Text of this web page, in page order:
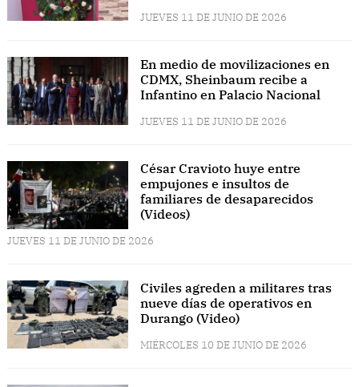
JUEVES 11 DE JUNIO DE 2026
En medio de movilizaciones en
CDMX, Sheinbaum recibe a
Infantino en Palacio Nacional
JUEVES 11 DE JUNIO DE 2026
César Cravioto huye entre
empujones e insultos de
familiares de desaparecidos
(Videos)
JUEVES 11 DE JUNIO DE 2026
Civiles agreden a militares tras
nueve días de operativos en
Durango (Video)
MIÉRCOLES 10 DE JUNIO DE 2026